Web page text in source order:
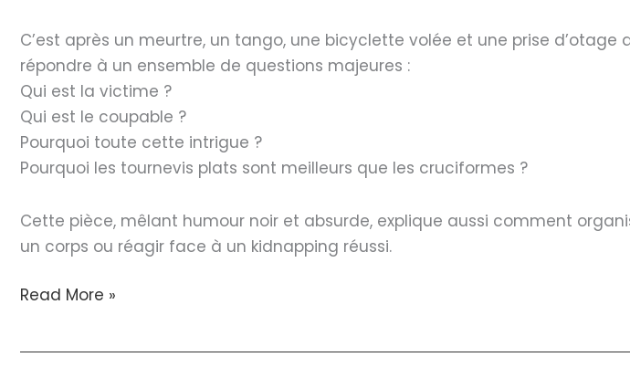
C’est après un meurtre, un tango, une bicyclette volée et une prise d’otage
répondre à un ensemble de questions majeures :
Qui est la victime ?
Qui est le coupable ?
Pourquoi toute cette intrigue ?
Pourquoi les tournevis plats sont meilleurs que les cruciformes ?
Cette pièce, mêlant humour noir et absurde, explique aussi comment
un corps ou réagir face à un kidnapping réussi.
Huit
Read More »